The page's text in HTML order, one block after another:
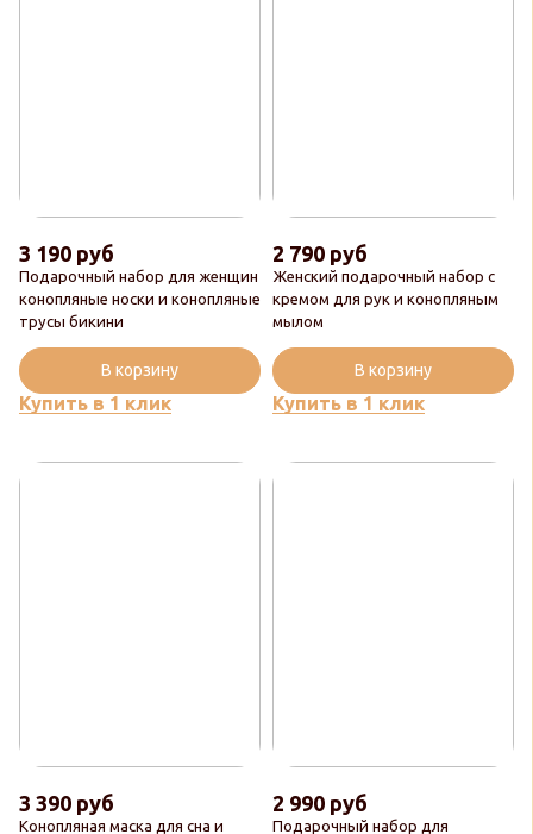
Подарочный набор для женщин
конопляные носки и конопляные
трусы бикини
3 190 руб
Купить в 1 клик
В корзину
Женский подарочный набор с
кремом для рук и конопляным
мылом
2 790 руб
Купить в 1 клик
В корзину
Конопляная маска для сна и
3 390 руб
Подарочный набор для
2 990 руб